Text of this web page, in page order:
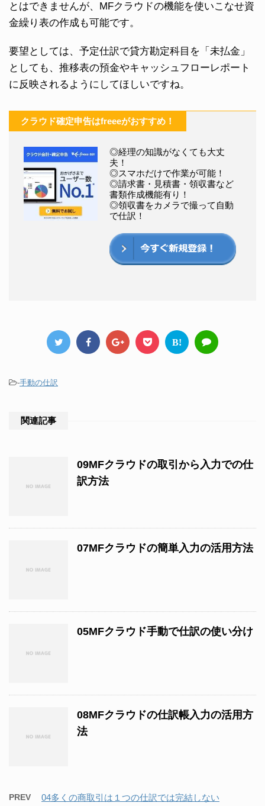
とはできませんが、MFクラウドの機能を使いこなせ資
金繰り表の作成も可能です。
要望としては、予定仕訳で貸方勘定科目を「未払金」
としても、推移表の預金やキャッシュフローレポート
に反映されるようにしてほしいですね。
クラウド確定申告はfreeeがおすすめ！
◎経理の知識がなくても大丈
夫！
◎スマホだけで作業が可能！
◎請求書・見積書・領収書など
書類作成機能有り！
◎領収書をカメラで撮って自動
で仕訳！
B!
-手動の仕訳
関連記事
09MFクラウドの取引から入力での仕
訳方法
07MFクラウドの簡単入力の活用方法
05MFクラウド手動で仕訳の使い分け
08MFクラウドの仕訳帳入力の活用方
法
PREV 04多くの商取引は１つの仕訳では完結しない